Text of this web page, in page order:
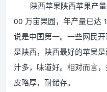
陕西苹果陕西苹果产
00 万亩果园，年产量已达
说是中国第一。一些网民
是陕西，陕西最好的苹果
汁多，味道好。相对而言
皮略厚，耐储存。